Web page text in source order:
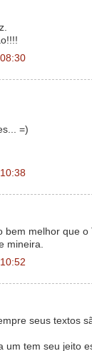
=)
bem melhor que o
mineira.
seus textos
um tem seu jeito